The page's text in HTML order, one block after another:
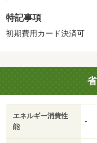
０００円／年または８０
けたい方にオススメの間
特記事項
初期費用カード決済可
エネルギー消費性
能
-